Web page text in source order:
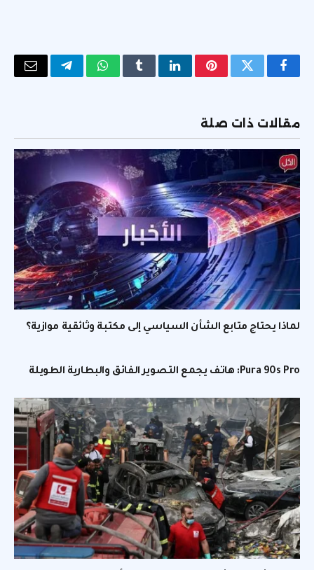
فيسبوكتويتر بينتيريستلينكدإنTumblrواتسابتيلقرامالبريد
مقالات ذات صلة
لماذا يحتاج متابع الشأن السياسي إلى مكتبة وثائقية موازية؟
Pura 90s Pro: هاتف يجمع التصوير الفائق والبطارية الطويلة